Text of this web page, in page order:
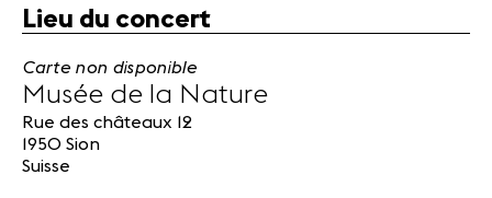
légales
Lieu du concert
Carte non disponible
Musée de la Nature
Rue des châteaux 12
1950 Sion
Suisse